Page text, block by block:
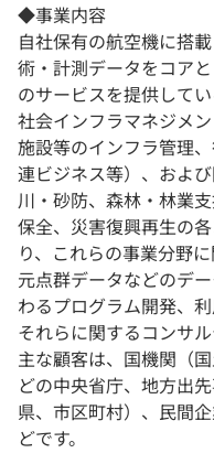
◆事業内容
自社保有の航空機に搭
術・計測データをコア
のサービスを提供してい
社会インフラマネジメ
施設等のインフラ管理
連ビジネス等）、およ
川・砂防、森林・林業
保全、災害復興再生の
り、これらの事業分野
元点群データなどのデ
わるプログラム開発、
それらに関するコンサ
主な顧客は、国機関（
どの中央省庁、地方出
県、市区町村）、民間
どです。